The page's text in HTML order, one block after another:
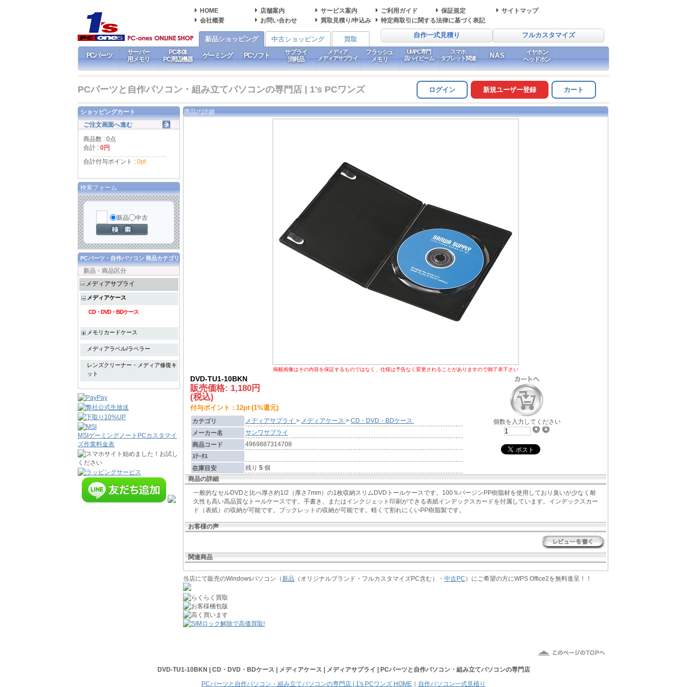
HOME 店舗案内 サービス案内 ご利用ガイド 保証規定
サイトマップ
会社概要
お問い合わせ 買取見積り/申込み 特定商取引に関する法律に基づく表記
自作一式見積り フルカスタマイズ
新品ショッピング 中古ショッピング 買取
PCパーツ
サーバー
用メモリ
PC本体
PC周辺機器
ゲーミング PCソフト
サプライ
消耗品
メディア
メディアサプライ
フラッシュ
メモリ
UMPC専門
店ハイビーム
スマホ
タブレット関連
NAS
イヤホン
ヘッドホン
PCパーツと自作パソコン・組み立てパソコンの専門店 | 1's PCワンズ ログイン 新規ユーザー登録 カート
商品の詳細
掲載画像はその内容を保証するものではなく、仕様は予告なく変更されることがありますので御了承下さい
DVD-TU1-10BKN
販売価格: 1,180円
(税込)
付与ポイント : 12pt (1%還元)
カテゴリ メディアサプライ > メディアケース > CD・DVD・BDケース
メーカー名
サンワサプライ
商品コード
4969887314708
ｽﾃｰﾀｽ
在庫目安
残り 5 個
個数を入力してください
商品の詳細
一般的なセルDVDと比べ厚さ約1/2（厚さ7mm）の1枚収納スリムDVDトールケースです。100％バージンPP樹脂材を使用しており臭いが少なく耐
久性も高い高品質なトールケースです。手書き、またはインクジェット印刷ができる表紙インデックスカードを付属しています。インデックスカー
ド（表紙）の収納が可能です。ブックレットの収納が可能です。軽くて割れにくいPP樹脂製です。
お客様の声
関連商品
当店にて販売のWindowsパソコン（ 新品 （オリジナルブランド・フルカスタマイズPC含む）・ 中古PC ）にご希望の方にWPS Office2を無料進呈！！
ショッピングカート
ご注文画面へ進む
商品数 : 0点
合計 : 0円
合計付与ポイント : 0pt
検索フォーム
新品 中古
PCパーツ・自作パソコン 商品カテゴリ
新品・商品区分
メディアサプライ
メディアケース
CD・DVD・BDケース
メモリカードケース
メディアラベル/ラベラー
レンズクリーナー・メディア修復キ
ット
MSIゲーミングノートPCカスタマイ
ズ作業料金表
DVD-TU1-10BKN | CD・DVD・BDケース | メディアケース | メディアサプライ | PCパーツと自作パソコン・組み立てパソコンの専門店
PCパーツと自作パソコン・組み立てパソコンの専門店 | 1's PCワンズ HOME
自作パソコン一式見積り